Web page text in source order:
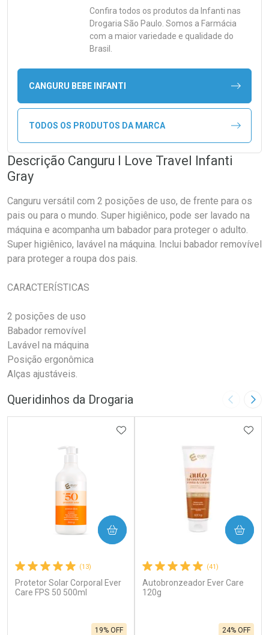
Confira todos os produtos da Infanti nas
Drogaria São Paulo. Somos a Farmácia
com a maior variedade e qualidade do
Brasil.
CANGURU BEBE INFANTI
TODOS OS PRODUTOS DA MARCA
Descrição Canguru I Love Travel Infanti
Gray
Canguru versátil com 2 posições de uso, de frente para os
pais ou para o mundo. Super higiênico, pode ser lavado na
máquina e acompanha um babador para proteger o adulto.
Super higiênico, lavável na máquina. Inclui babador removível
para proteger a roupa dos pais.
CARACTERÍSTICAS
2 posições de uso
Babador removível
Lavável na máquina
Posição ergonômica
Alças ajustáveis.
Queridinhos da Drogaria Imagem
(13)
Protetor Solar Corporal Ever
Care FPS 50 500ml
19% OFF
ADICIONAR AOS FAVORITOS
COMPRAR
(41)
Autobronzeador Ever Care
120g
24% OFF
COMPRAR